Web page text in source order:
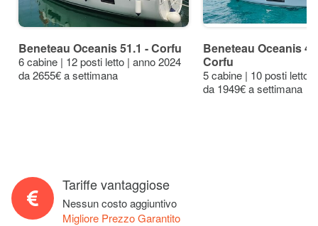
Beneteau Oceanis 51.1 - Corfu
6 cabine | 12 posti letto | anno 2024
da 2655€ a settimana
Beneteau Oceanis
Corfu
5 cabine | 10 posti letto |
da 1949€ a settimana
Tariffe vantaggiose
Nessun costo aggiuntivo
Migliore Prezzo Garantito